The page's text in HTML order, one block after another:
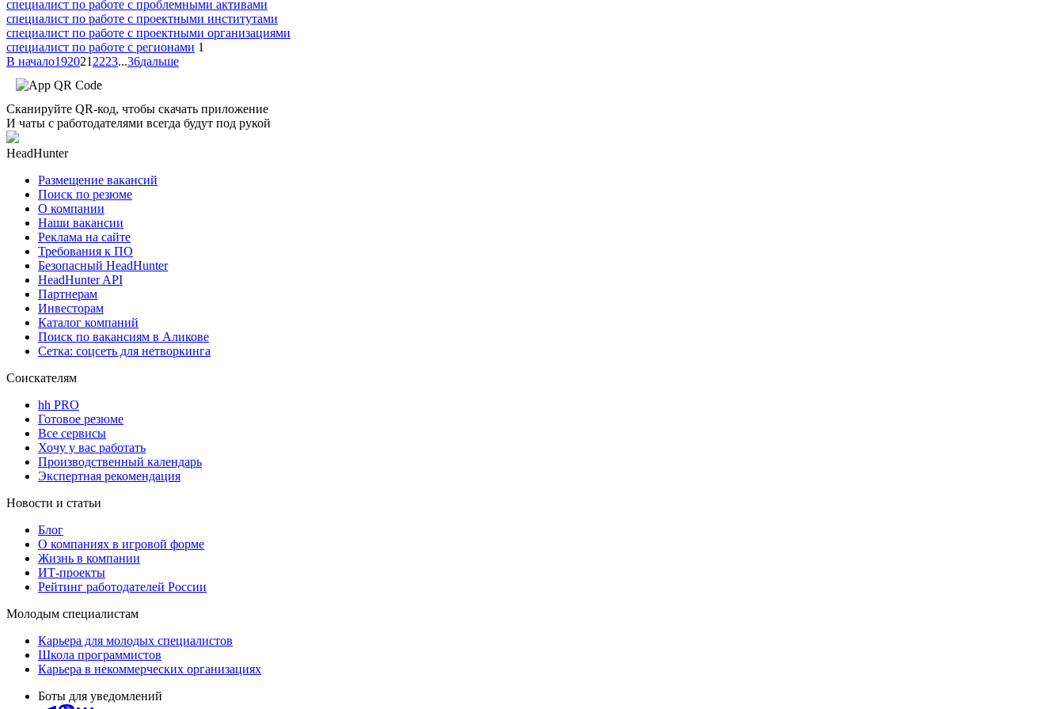
специалист по работе с проблемными активами
специалист по работе с проектными институтами
специалист по работе с проектными организациями
специалист по работе с регионами 1
В начало192021 2223...36дальше
Сканируйте QR-код, чтобы скачать приложение
И чаты с работодателями всегда будут под рукой
HeadHunter
Размещение вакансий
Поиск по резюме
О компании
Наши вакансии
Реклама на сайте
Требования к ПО
Безопасный HeadHunter
HeadHunter API
Партнерам
Инвесторам
Каталог компаний
Поиск по вакансиям в Аликове
Сетка: соцсеть для нетворкинга
Соискателям
hh PRO
Готовое резюме
Все сервисы
Хочу у вас работать
Производственный календарь
Экспертная рекомендация
Новости и статьи
Блог
О компаниях в игровой форме
Жизнь в компании
ИТ-проекты
Рейтинг работодателей России
Молодым специалистам
Карьера для молодых специалистов
Школа программистов
Карьера в некоммерческих организациях
Боты для уведомлений